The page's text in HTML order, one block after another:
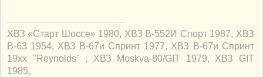
ХВЗ «Старт Шоссе» 1980, ХВЗ В-552И Спорт 1987, ХВЗ
В-63 1954, ХВЗ В-67и Спринт 1977, ХВЗ В-67и Спринт
19xx "Reynolds" , ХВЗ Moskva-80/GIT 1979, ХВЗ GIT
1985,